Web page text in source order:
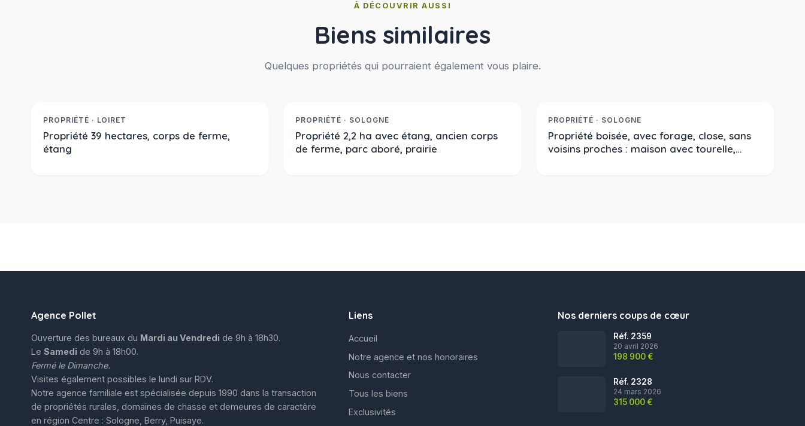
À DÉCOUVRIR AUSSI
Biens similaires
Quelques propriétés qui pourraient également vous plaire.
À LA VENTE
PROPRIÉTÉ · LOIRET
Propriété 39 hectares, corps de ferme,
étang
NOUVEAUTE
PROPRIÉTÉ · SOLOGNE
Propriété 2,2 ha avec étang, ancien corps
de ferme, parc aboré, prairie
À LA VENTE
PROPRIÉTÉ · SOLOGNE
Propriété boisée, avec forage, close, sans
voisins proches : maison avec tourelle,
Agence Pollet
Ouverture des bureaux du Mardi au Vendredi de 9h à 18h30.
Le Samedi de 9h à 18h00.
Fermé le Dimanche.
Visites également possibles le lundi sur RDV.
Notre agence familiale est spécialisée depuis 1990 dans la transaction
de propriétés rurales, domaines de chasse et demeures de caractère
en région Centre : Sologne, Berry, Puisaye.
Liens
Accueil
Notre agence et nos honoraires
Nous contacter
Tous les biens
Exclusivités
Nos derniers coups de cœur
Réf. 2359
20 avril 2026
198 900 €
Réf. 2328
24 mars 2026
315 000 €